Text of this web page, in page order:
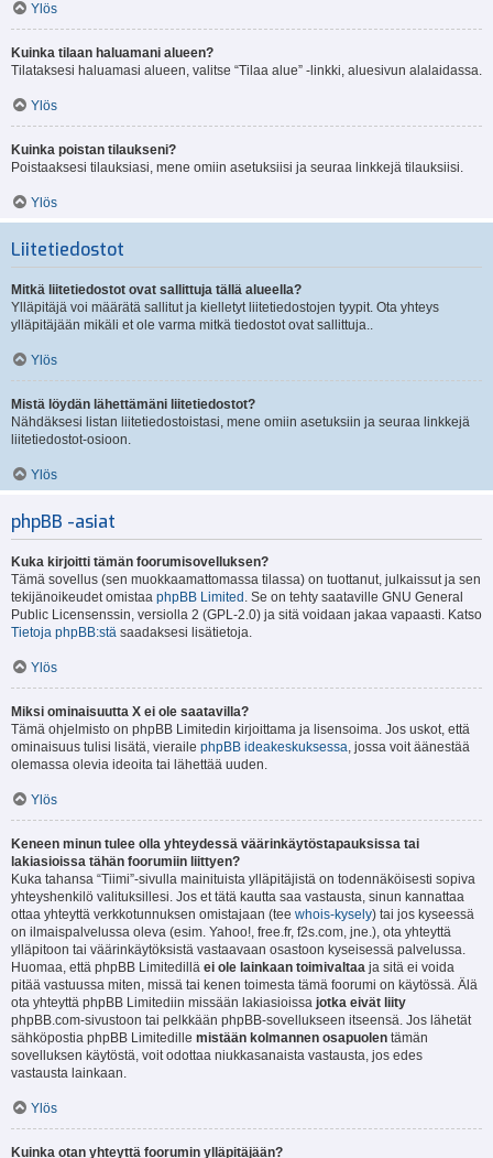
Ylös
Kuinka tilaan haluamani alueen?
Tilataksesi haluamasi alueen, valitse “Tilaa alue” -linkki, aluesivun alalaidassa.
Ylös
Kuinka poistan tilaukseni?
Poistaaksesi tilauksiasi, mene omiin asetuksiisi ja seuraa linkkejä tilauksiisi.
Ylös
Liitetiedostot
Mitkä liitetiedostot ovat sallittuja tällä alueella?
Ylläpitäjä voi määrätä sallitut ja kielletyt liitetiedostojen tyypit. Ota yhteys
ylläpitäjään mikäli et ole varma mitkä tiedostot ovat sallittuja..
Ylös
Mistä löydän lähettämäni liitetiedostot?
Nähdäksesi listan liitetiedostoistasi, mene omiin asetuksiin ja seuraa linkkejä
liitetiedostot-osioon.
Ylös
phpBB -asiat
Kuka kirjoitti tämän foorumisovelluksen?
Tämä sovellus (sen muokkaamattomassa tilassa) on tuottanut, julkaissut ja sen
tekijänoikeudet omistaa phpBB Limited . Se on tehty saataville GNU General
Public Licensenssin, versiolla 2 (GPL-2.0) ja sitä voidaan jakaa vapaasti. Katso
Tietoja phpBB:stä saadaksesi lisätietoja.
Ylös
Miksi ominaisuutta X ei ole saatavilla?
Tämä ohjelmisto on phpBB Limitedin kirjoittama ja lisensoima. Jos uskot, että
ominaisuus tulisi lisätä, vieraile phpBB ideakeskuksessa, jossa voit äänestää
olemassa olevia ideoita tai lähettää uuden.
Ylös
Keneen minun tulee olla yhteydessä väärinkäytöstapauksissa tai
lakiasioissa tähän foorumiin liittyen?
Kuka tahansa “Tiimi”-sivulla mainituista ylläpitäjistä on todennäköisesti sopiva
yhteyshenkilö valituksillesi. Jos et tätä kautta saa vastausta, sinun kannattaa
ottaa yhteyttä verkkotunnuksen omistajaan (tee whois-kysely) tai jos kyseessä
on ilmaispalvelussa oleva (esim. Yahoo!, free.fr, f2s.com, jne.), ota yhteyttä
ylläpitoon tai väärinkäytöksistä vastaavaan osastoon kyseisessä palvelussa.
Huomaa, että phpBB Limitedillä ei ole lainkaan toimivaltaa ja sitä ei voida
pitää vastuussa miten, missä tai kenen toimesta tämä foorumi on käytössä. Älä
ota yhteyttä phpBB Limitediin missään lakiasioissa jotka eivät liity
phpBB.com-sivustoon tai pelkkään phpBB-sovellukseen itseensä. Jos lähetät
sähköpostia phpBB Limitedille mistään kolmannen osapuolen tämän
sovelluksen käytöstä, voit odottaa niukkasanaista vastausta, jos edes
vastausta lainkaan.
Ylös
Kuinka otan yhteyttä foorumin ylläpitäjään?